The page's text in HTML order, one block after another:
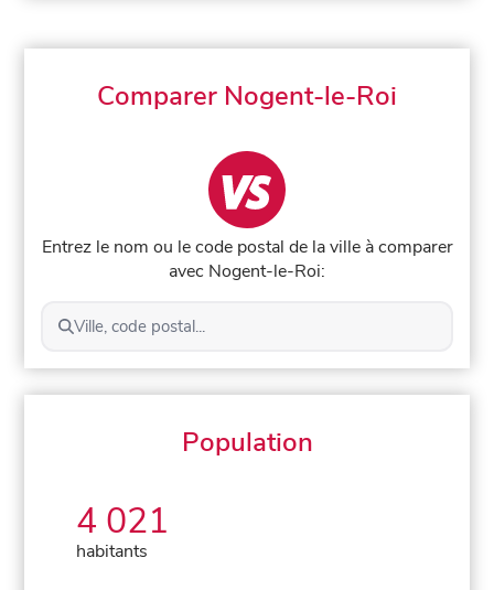
Comparer Nogent-le-Roi
Entrez le nom ou le code postal de la ville à comparer
avec Nogent-le-Roi:
Ville, code postal...
Population
4 021
habitants